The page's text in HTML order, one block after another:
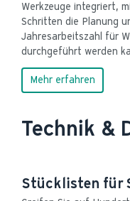
Werkzeuge integriert,
Schritten die Planung
Jahresarbeitszahl für
durchgeführt werden
Mehr erfahren
Technik &
Stücklisten für